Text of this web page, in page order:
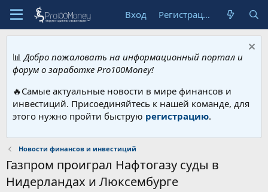
Вход Регистрация
📊 Добро пожаловать на информационный портал и
форум о заработке Pro100Money!
🔥Самые актуальные новости в мире финансов и
инвестиций. Присоединяйтесь к нашей команде, для
этого нужно пройти быструю регистрацию.
Новости финансов и инвестиций
Газпром проиграл Нафтогазу суды в
Нидерландах и Люксембурге